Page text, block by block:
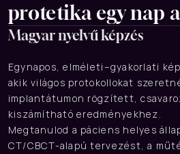
protetika egy nap
Magyar nyelvű képzés
Egynapos, elméleti–gyakorlati
akik világos protokollokat
implantátumon rögzített,
kiszámítható eredményekhez.
Megtanulod a páciens helyes
CT/CBCT-alapú tervezést, a